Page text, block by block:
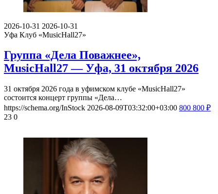
2026-10-31 2026-10-31
Уфа Клуб «MusicHall27»
Группа «Дела Поважнее»,
MusicHall27 — Уфа, 31 октября 2026
31 октября 2026 года в уфимском клубе «MusicHall27»
состоится концерт группы «Дела…
https://schema.org/InStock 2026-08-09T03:32:00+03:00 800 800 ₽
23 0